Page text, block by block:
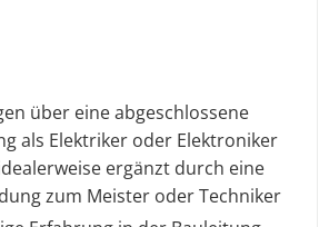
über eine abgeschlossene
als Elektriker oder Elektroniker
ergänzt durch eine
zum Meister oder Techniker